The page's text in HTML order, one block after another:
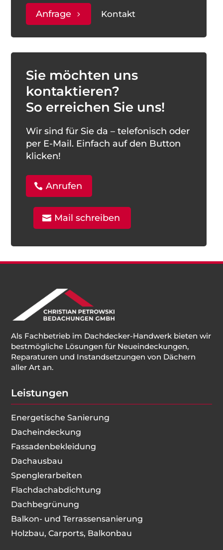
Anfrage Kontakt
Sie möchten uns
kontaktieren?
So erreichen Sie uns!
Wir sind für Sie da – telefonisch oder
per E-Mail. Einfach auf den Button
klicken!
Anrufen
Mail schreiben
Als Fachbetrieb im Dachdecker-Handwerk bieten wir
bestmögliche Lösungen für Neueindeckungen,
Reparaturen und Instandsetzungen von Dächern
aller Art an.
Leistungen
Energetische Sanierung
Dacheindeckung
Fassadenbekleidung
Dachausbau
Spenglerarbeiten
Flachdachabdichtung
Dachbegrünung
Balkon- und Terrassensanierung
Holzbau, Carports, Balkonbau